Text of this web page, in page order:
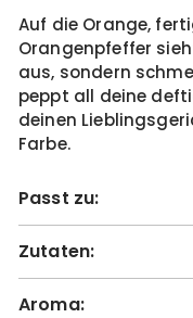
Auf die Orange,
Orangenpfeffer
aus, sondern
peppt all deine
deinen
Farbe.
Passt zu:
Zutaten:
Aroma: